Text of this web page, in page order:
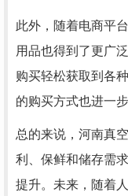
此外，随着电商平
用品也得到了更广
购买轻松获取到各
的购买方式也进一
总的来说，河南真
利、保鲜和储存需
提升。未来，随着